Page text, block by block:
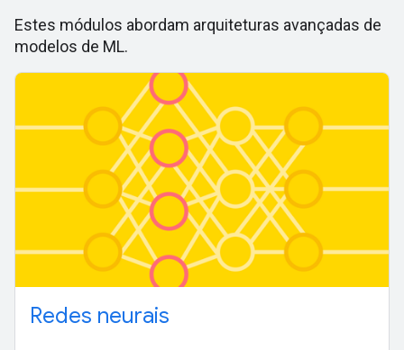
Estes módulos abordam arquiteturas avançadas de
modelos de ML.
Redes neurais